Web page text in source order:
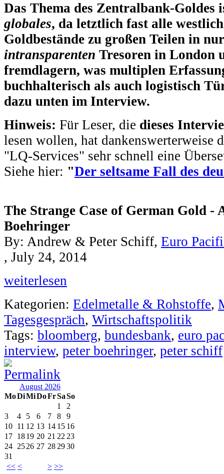
Das Thema des Zentralbank-Goldes
globales, da letztlich fast alle
Goldbestände zu großen Teilen in
intransparenten Tresoren in London
fremdlagern, was multiplen
buchhalterisch als auch logistisch
dazu unten im Interview.
Hinweis: Für Leser, die dieses
lesen wollen, hat dankenswerterweise
"LQ-Services" sehr schnell eine
Siehe hier: "Der seltsame Fall des
The Strange Case of German Gold
Boehringer
By: Andrew & Peter Schiff, Euro
, July 24, 2014
weiterlesen
Kategorien: Edelmetalle & Rohstoffe,
Tagesgespräch, Wirtschaftspolitik
Tags: bloomberg, bundesbank, euro
interview, peter boehringer, peter schiff
August 2026
MoDiMiDoFrSaSo
<< < > >>
1
2
3
4 5 6 7 8
9
10 11 12 13 14 15 16
17 1819 20 21 22 23
24 2526 27 28 2930
31